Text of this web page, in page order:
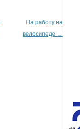
На работу на
велосипеде →